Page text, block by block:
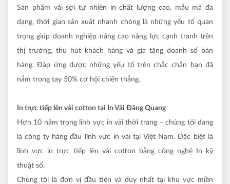
Sản phẩm vải sợi tự nhiên in chất lượng cao, mẫu mã đa
dạng, thời gian sản xuất nhanh chóng là những yếu tố quan
trọng giúp doanh nghiệp nâng cao năng lực cạnh tranh trên
thị trường, thu hút khách hàng và gia tăng doanh số bán
hàng. Đáp ứng được những yếu tố trên chắc chắn bạn đã
nắm trong tay 50% cơ hội chiến thắng.
In trực tiếp lên vải cotton tại In Vải Đăng Quang
Hơn 10 năm trong lĩnh vực in vải thời trang – chúng tôi đang
là công ty hàng đầu lĩnh vực in vải tại Việt Nam. Đặc biệt là
lĩnh vực in trực tiếp lên vải cotton bằng công nghệ In kỹ
thuật số.
Chúng tôi là đơn vị đầu tiên và duy nhất tại khu vực miền